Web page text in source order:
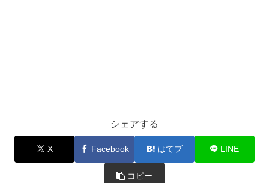
シェアする
X Facebook はてブ LINE
コピー